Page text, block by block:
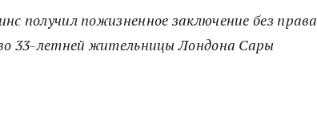
получил пожизненное заключение без права
33-летней жительницы Лондона Сары